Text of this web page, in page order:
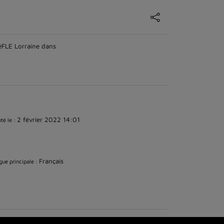
Lorraine dans
le : 2 février 2022 14:01
principale : Français